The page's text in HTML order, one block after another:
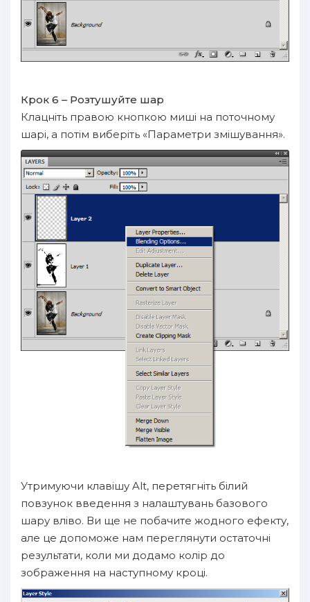
Крок 6 – Розтушуйте шар
Клацніть правою кнопкою миші на поточному
шарі, а потім виберіть «Параметри змішування».
Утримуючи клавішу Alt, перетягніть білий
повзунок введення з налаштувань базового
шару вліво. Ви ще не побачите жодного ефекту,
але це допоможе нам переглянути остаточні
результати, коли ми додамо колір до
зображення на наступному кроці.